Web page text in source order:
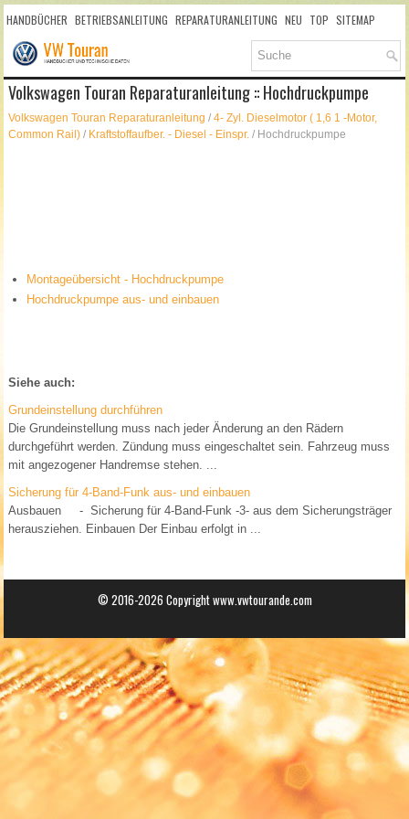
HANDBÜCHER BETRIEBSANLEITUNG REPARATURANLEITUNG NEU TOP SITEMAP
SUCHLAUF
Volkswagen Touran Reparaturanleitung :: Hochdruckpumpe
Volkswagen Touran Reparaturanleitung /4- Zyl. Dieselmotor ( 1,6 1 -Motor,
Common Rail) / Kraftstoffaufber. - Diesel - Einspr. / Hochdruckpumpe
Montageübersicht - Hochdruckpumpe
Hochdruckpumpe aus- und einbauen
Siehe auch:
Grundeinstellung durchführen
Die Grundeinstellung muss nach jeder Änderung an den Rädern
durchgeführt werden. Zündung muss eingeschaltet sein. Fahrzeug muss
mit angezogener Handremse stehen. ...
Sicherung für 4-Band-Funk aus- und einbauen
Ausbauen - Sicherung für 4-Band-Funk -3- aus dem Sicherungsträger
herausziehen. Einbauen Der Einbau erfolgt in ...
© 2016-2026 Copyright www.vwtourande.com